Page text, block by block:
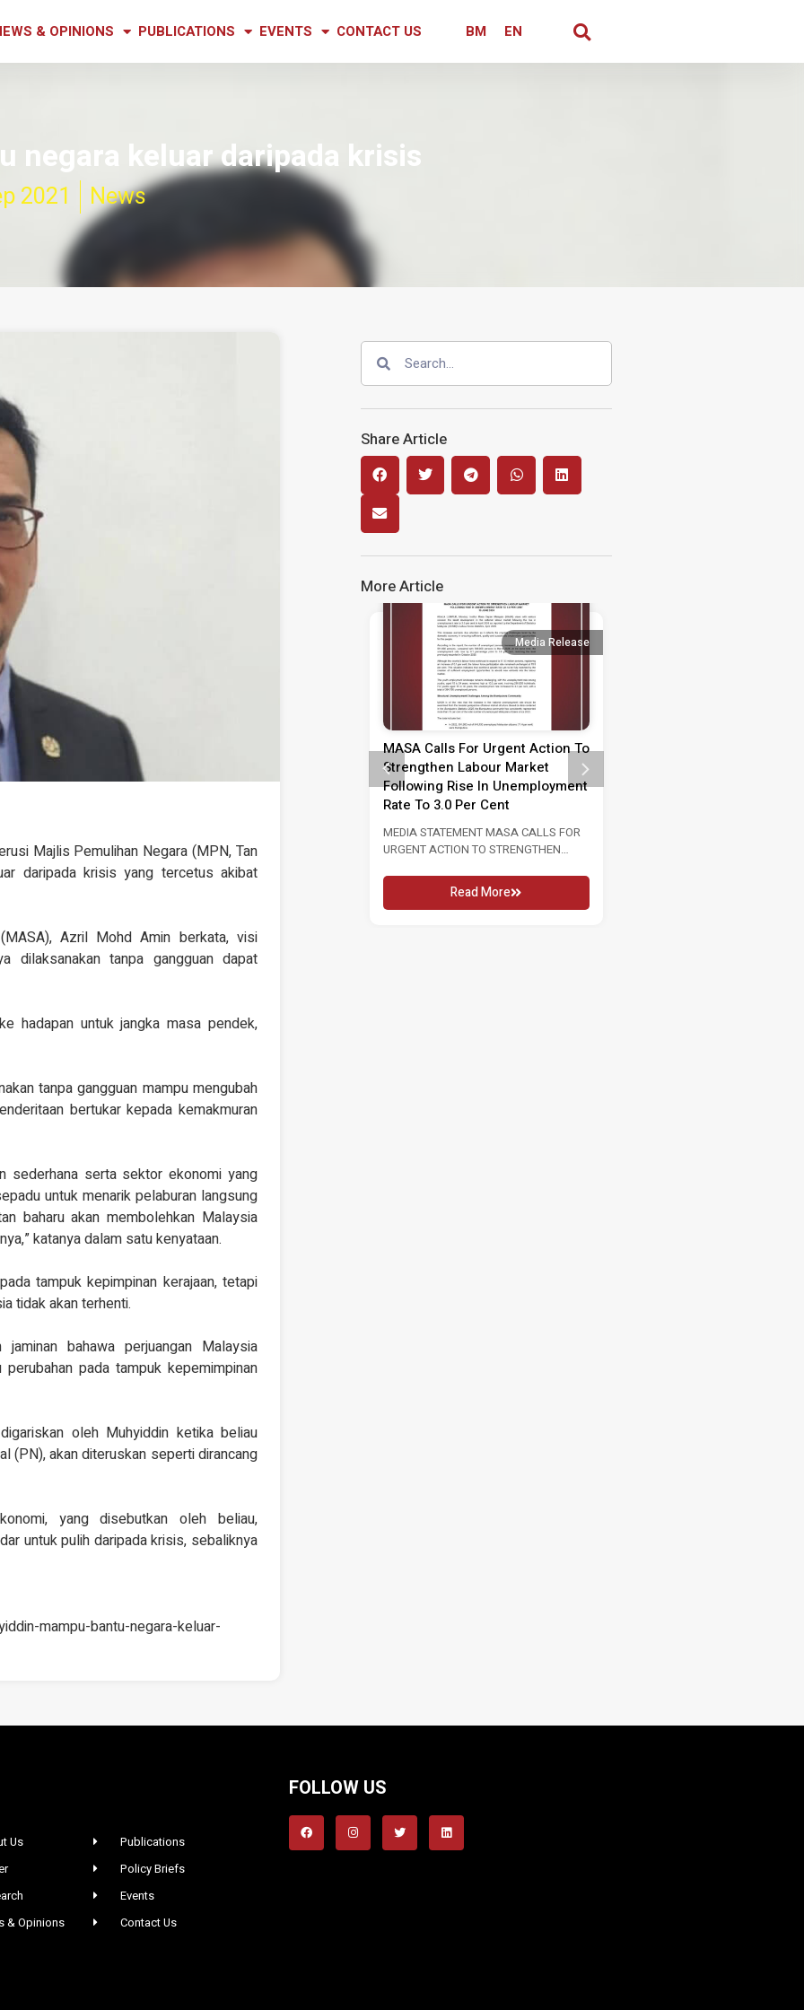
& OPINIONS PUBLICATIONS EVENTS CONTACT US BM EN
negara keluar daripada krisis
2021 News
Majlis Pemulihan Negara (MPN, Tan
daripada krisis yang tercetus akibat
Azril Mohd Amin berkata, visi
dilaksanakan tanpa gangguan dapat
hadapan untuk jangka masa pendek,
tanpa gangguan mampu mengubah
bertukar kepada kemakmuran
sederhana serta sektor ekonomi yang
untuk menarik pelaburan langsung
baharu akan membolehkan Malaysia
katanya dalam satu kenyataan.
tampuk kepimpinan kerajaan, tetapi
tidak akan terhenti.
bahawa perjuangan Malaysia
pada tampuk kepemimpinan
oleh Muhyiddin ketika beliau
(PN), akan diteruskan seperti dirancang
yang disebutkan oleh beliau,
untuk pulih daripada krisis, sebaliknya
mampu-bantu-negara-keluar-
Share Article
More Article
Kenyataan Media Tinjauan
Persepsi Prestasi Pentadbiran,
Dasar Negara & Kepimpinan
PENTADBIRAN, DASAR NEGARA DAN
KEPIMPINAN POLITIK 6...
Read More
Media Release
MASA Calls For Urgent Action To
Strengthen Labour Market
Following Rise In Unemployment
Rate To 3.0 Per Cent
MEDIA STATEMENT MASA CALLS FOR
URGENT ACTION TO STRENGTHEN
Read More
Us
& Opinions
Publications
Policy Briefs
Events
Contact Us
FOLLOW US